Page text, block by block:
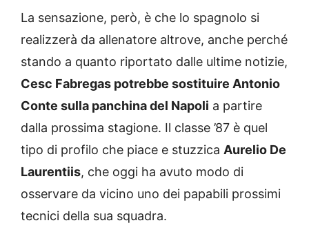
La sensazione, però, è che lo spagnolo si
realizzerà da allenatore altrove, anche perché
stando a quanto riportato dalle ultime notizie,
Cesc Fabregas potrebbe sostituire Antonio
Conte sulla panchina del Napoli a partire
dalla prossima stagione. Il classe ’87 è quel
tipo di profilo che piace e stuzzica Aurelio De
Laurentiis, che oggi ha avuto modo di
osservare da vicino uno dei papabili prossimi
tecnici della sua squadra.